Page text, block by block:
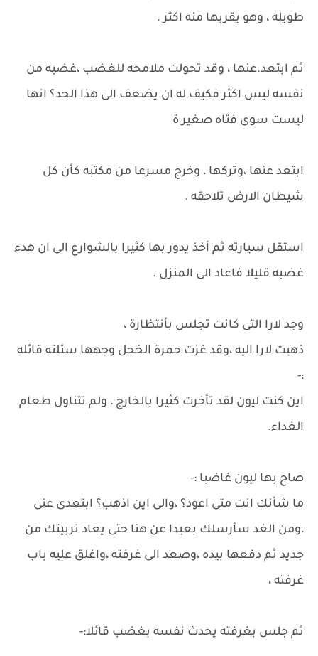
طويله ، وهو يقربها منه اكثر .
ثم ابتعد.عنها ، وقد تحولت ملامحه للغضب ،غضبه من
نفسه ليس اكثر فكيف له ان يضعف الى هذا الحد؟ انها
ليست سوى فتاه صغير ة
ابتعد عنها ،وتركها ، وخرج مسرعا من مكتبه كأن كل
شيطان الارض تلاحقه .
استقل سيارته ثم أخذ يدور بها كثيرا بالشوارع الى ان هدء
غضبه قليلا فاعاد الى المنزل .
وجد لارا التى كانت تجلس بأنتظارة ،
ذهبت لارا اليه ،وقد غزت حمرة الخجل وجهها سئلته قائله
:-
اين كنت ليون لقد تأخرت كثيرا بالخارج ، ولم تتناول طعام
الغداء.
صاح بها ليون غاضبا :-
ما شأنك انت متى اعود؟ ،والى اين اذهب؟ ابتعدى عنى
،ومن الغد سأرسلك بعيدا عن هنا حتى يعاد تربيتك من
جديد ثم دفعها بيده ،وصعد الى غرفته ،واغلق عليه باب
غرفته ،
ثم جلس بغرفته يحدث نفسه بغضب قائلا:-